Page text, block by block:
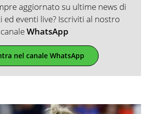
aggiornato su ultime news di
eventi live? Iscriviti al nostro
canaleWhatsApp
nel canale WhatsApp